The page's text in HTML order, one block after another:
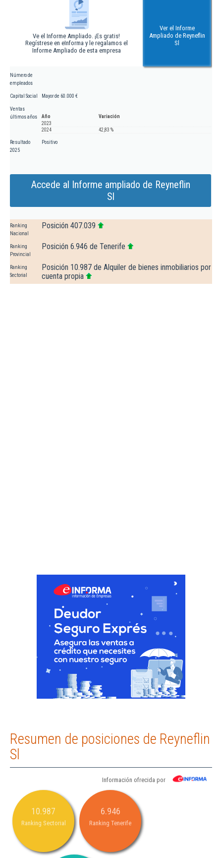
Ve el Informe Ampliado. ¡Es gratis!
Regístrese en eInforma y le regalamos el
Informe Ampliado de esta empresa
Ver el Informe
Ampliado de Reyneflin
Sl
Número de
empleados
Capital Social Mayor de 60.000 €
Ventas
últimos años
Año
Variación
2023
2024
42,83 %
Resultado
2025
Positivo
Accede al Informe ampliado de Reyneflin
Sl
Ranking
Nacional
Posición 407.039
Ranking
Provincial
Posición 6.946 de Tenerife
Ranking
Sectorial
Posición 10.987 de Alquiler de bienes inmobiliarios por
cuenta propia
Resumen de posiciones de Reyneflin
Sl
Información ofrecida por
10.987
Ranking Sectorial
6.946
Ranking Tenerife